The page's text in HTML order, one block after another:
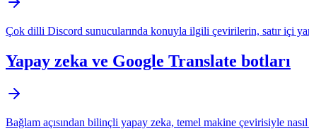
Çok dilli Discord sunucularında konuyla ilgili çevirilerin, satır içi
Yapay zeka ve Google Translate botları
Bağlam açısından bilinçli yapay zeka, temel makine çevirisiyle